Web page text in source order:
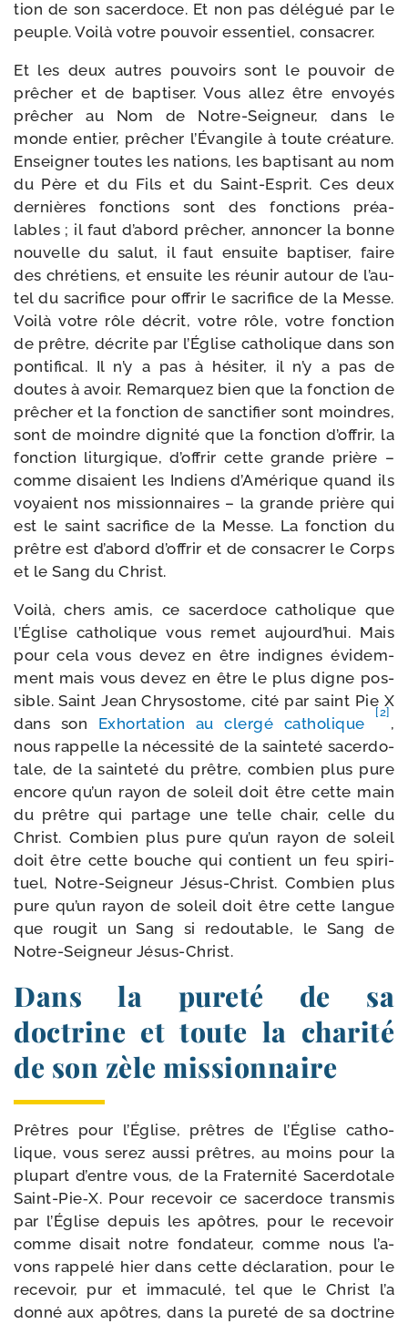
tion de son sacer­doce. Et non pas délé­gué par le
peuple. Voilà votre pou­voir essen­tiel, consacrer.
Et les deux autres pou­voirs sont le pou­voir de
prê­cher et de bap­ti­ser. Vous allez être envoyés
prê­cher au Nom de Notre-​Seigneur, dans le
monde entier, prê­cher l’Évangile à toute créa­ture.
Enseigner toutes les nations, les bap­ti­sant au nom
du Père et du Fils et du Saint-​Esprit. Ces deux
der­nières fonc­tions sont des fonc­tions préa­
lables ; il faut d’a­bord prê­cher, annon­cer la bonne
nou­velle du salut, il faut ensuite bap­ti­ser, faire
des chré­tiens, et ensuite les réunir autour de l’au­
tel du sacri­fice pour offrir le sacri­fice de la Messe.
Voilà votre rôle décrit, votre rôle, votre fonc­tion
de prêtre, décrite par l’Église catho­lique dans son
pon­ti­fi­cal. Il n’y a pas à hési­ter, il n’y a pas de
doutes à avoir. Remarquez bien que la fonc­tion de
prê­cher et la fonc­tion de sanc­ti­fier sont moindres,
sont de moindre digni­té que la fonc­tion d’of­frir, la
fonc­tion litur­gique, d’of­frir cette grande prière –
comme disaient les Indiens d’Amérique quand ils
voyaient nos mis­sion­naires – la grande prière qui
est le saint sacri­fice de la Messe. La fonc­tion du
prêtre est d’a­bord d’of­frir et de consa­crer le Corps
et le Sang du Christ.
Voilà, chers amis, ce sacer­doce catho­lique que
l’Église catho­lique vous remet aujourd’­hui. Mais
pour cela vous devez en être indignes évi­dem­
ment mais vous devez en être le plus digne pos­
sible. Saint Jean Chrysostome, cité par saint Pie X
dans son Exhortation au cler­gé catho­lique
[2]
,
nous rap­pelle la néces­si­té de la sain­te­té sacer­do­
tale, de la sain­te­té du prêtre, com­bien plus pure
encore qu’un rayon de soleil doit être cette main
du prêtre qui par­tage une telle chair, celle du
Christ. Combien plus pure qu’un rayon de soleil
doit être cette bouche qui contient un feu spi­ri­
tuel, Notre-​Seigneur Jésus-​Christ. Combien plus
pure qu’un rayon de soleil doit être cette langue
que rou­git un Sang si redou­table, le Sang de
Notre-​Seigneur Jésus-Christ.
Dans la pureté de sa
doctrine et toute la charité
de son zèle missionnaire
Prêtres pour l’Église, prêtres de l’Église catho­
lique, vous serez aus­si prêtres, au moins pour la
plu­part d’entre vous, de la Fraternité Sacerdotale
Saint-​Pie‑X. Pour rece­voir ce sacer­doce trans­mis
par l’Église depuis les apôtres, pour le rece­voir
comme disait notre fon­da­teur, comme nous l’a­
vons rap­pe­lé hier dans cette décla­ra­tion, pour le
rece­voir, pur et imma­cu­lé, tel que le Christ l’a
don­né aux apôtres, dans la pure­té de sa doc­trine